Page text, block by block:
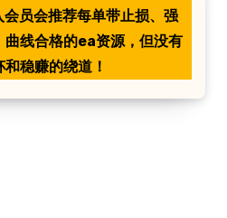
员会推荐每单带止损、强
曲线合格的ea资源，但没有
稳赚的绕道！